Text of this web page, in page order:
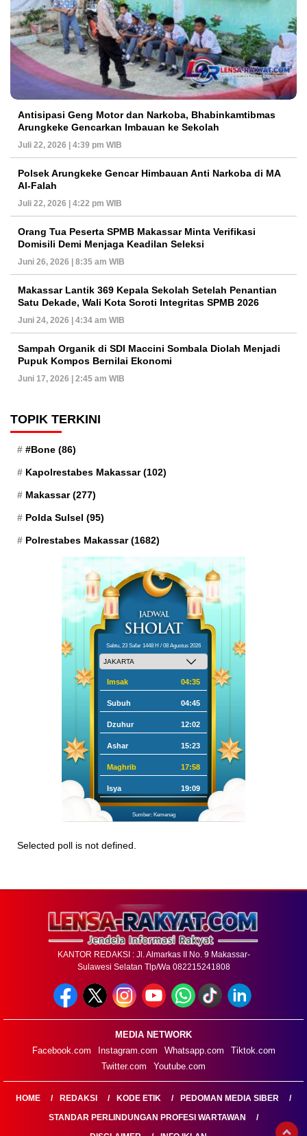
Antisipasi Geng Motor dan Narkoba, Bhabinkamtibmas
Arungkeke Gencarkan Imbauan ke Sekolah
Juli 22, 2026 | 4:39 pm WIB
Polsek Arungkeke Gencar Himbauan Anti Narkoba di MA
Al-Falah
Juli 22, 2026 | 4:22 pm WIB
Orang Tua Peserta SPMB Makassar Minta Verifikasi
Domisili Demi Menjaga Keadilan Seleksi
Juni 26, 2026 | 8:35 am WIB
Makassar Lantik 369 Kepala Sekolah Setelah Penantian
Satu Dekade, Wali Kota Soroti Integritas SPMB 2026
Juni 24, 2026 | 4:34 am WIB
Sampah Organik di SDI Maccini Sombala Diolah Menjadi
Pupuk Kompos Bernilai Ekonomi
Juni 17, 2026 | 2:45 am WIB
TOPIK TERKINI
#Bone (86)
Kapolrestabes Makassar(102)
Makassar(277)
Polda Sulsel (95)
Polrestabes Makassar(1682)
Sabtu, 23 Safar 1448 H / 08 Agustus 2026
Imsak 04:35
Subuh 04:45
Dzuhur 12:02
Ashar 15:23
Maghrib 17:58
Isya 19:09
Sumber: Kemenag
Selected poll is not defined.
KANTOR REDAKSI : Jl. Almarkas II No. 9 Makassar-
Sulawesi Selatan Tlp/Wa 082215241808
MEDIA NETWORK
Facebook.com
Instagram.com Whatsapp.com
Tiktok.com
Twitter.com
Youtube.com
HOME REDAKSI KODE ETIK
PEDOMAN MEDIA SIBER
STANDAR PERLINDUNGAN PROFESI WARTAWAN